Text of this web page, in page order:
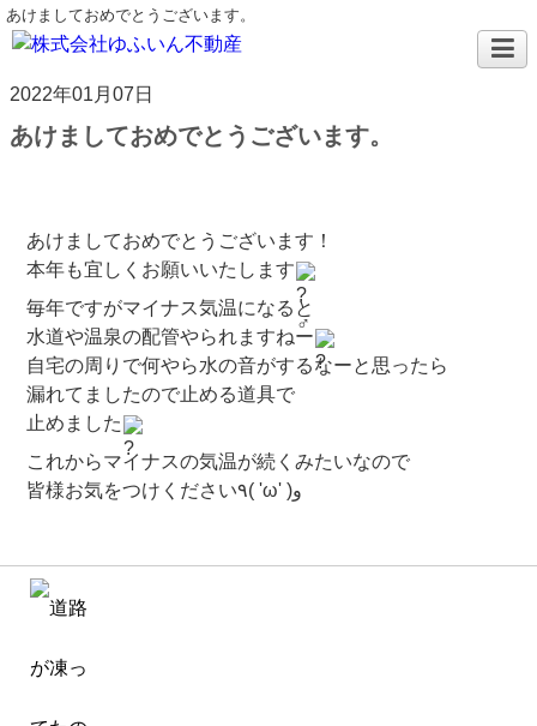
あけましておめでとうございます。
2022年01月07日
あけましておめでとうございます。
あけましておめでとうございます！
本年も宜しくお願いいたします
毎年ですがマイナス気温になると
水道や温泉の配管やられますねー
自宅の周りで何やら水の音がするなーと思ったら
漏れてましたので止める道具で
止めました
これからマイナスの気温が続くみたいなので
皆様お気をつけください٩( 'ω' )و